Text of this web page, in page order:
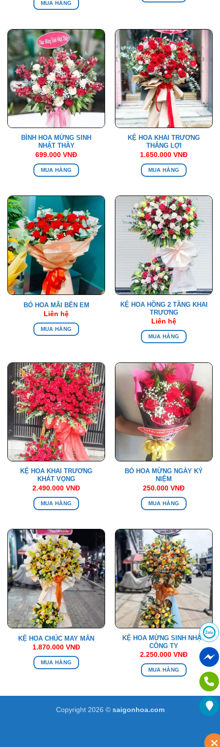
MUA HÀNG
BÌNH HOA MỪNG SINH
NHẬT THẦY
699.000 VNĐ
MUA HÀNG
KỆ HOA KHAI TRƯƠNG
THẮNG LỢI
1.650.000 VNĐ
MUA HÀNG
BÓ HOA MÃI BÊN EM
Liên hệ
MUA HÀNG
KỆ HOA HỒNG 2 TẦNG KHAI
TRƯƠNG
Liên hệ
MUA HÀNG
KỆ HOA KHAI TRƯƠNG
KHÁT VỌNG
2.490.000 VNĐ
MUA HÀNG
BÓ HOA MỪNG NGÀY KỶ
NIỆM
250.000 VNĐ
MUA HÀNG
KỆ HOA CHÚC MAY MẮN
1.870.000 VNĐ
MUA HÀNG
KỆ HOA MỪNG SINH NHẬT
CÔNG TY
2.250.000 VNĐ
MUA HÀNG
Copyright 2026 © saigonhoa.com